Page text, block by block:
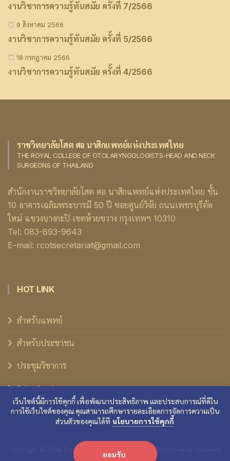
งานวิชาการความรู้ทันสมัย ครั้งที่ 7/2566
9 สิงหาคม 2566
งานวิชาการความรู้ทันสมัย ครั้งที่ 5/2566
18 กรกฎาคม 2566
งานวิชาการความรู้ทันสมัย ครั้งที่ 4/2566
ราชวิทยาลัยโสต ศอ นาสิกแพทย์แห่งประเทศไทย
THE ROYAL COLLEGE OF OTOLARYNGOLOGISTS-HEAD AND NECK
SURGEONS OF THAILAND
สำนักงานราชวิทยาลัยโสต ศอ นาสิกแพทย์แห่งประเทศไทย ชั้น
10 อาคารเฉลิมพระบารมี 50 ปี ซอยศูนย์วิจัย ถนนเพชรบุรีตัด
ใหม่ แขวงบางกะปิ เขตห้วยขวาง กรุงเทพฯ 10310
Tel: 083-893-9643
E-mail: rcotsecretariat@gmail.com
HOT LINK
สำหรับแพทย์
สำหรับประชาชน
ประชุมวิชาการ
E-Logbook
2026,The Royal College of Otolaryngologists-Head and Neck
เว็บไซต์นี้มีการใช้คุกกี้ เพื่อพัฒนาประสิทธิภาพ และประสบการณ์ที่ดีใน
การใช้เว็บไซต์ของคุณ คุณสามารถศึกษารายละเอียดการจัดการความเป็น
ส่วนตัวของคุณได้ที นโยบายการใช้คุกกี้
ยอมรับ